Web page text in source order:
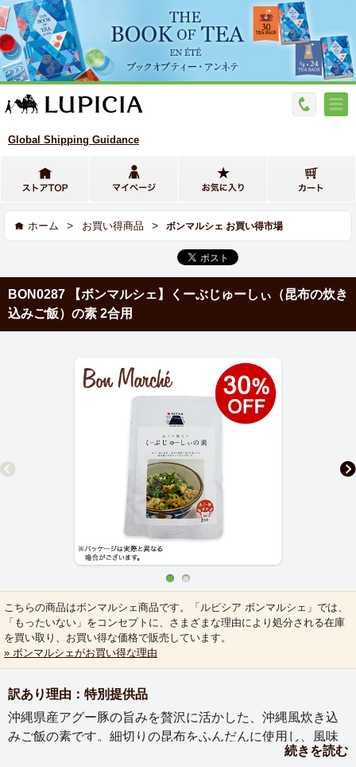
Global Shipping Guidance
ホーム > お買い得商品 > ボンマルシェ お買い得市場
BON0287 【ボンマルシェ】くーぶじゅーしぃ（昆布の炊き
込みご飯）の素 2合用
こちらの商品はボンマルシェ商品です。「ルピシア ボンマルシェ」では、
「もったいない」をコンセプトに、さまざまな理由により処分される在庫
を買い取り、お買い得な価格で販売しています。
» ボンマルシェがお買い得な理由
訳あり理由：特別提供品
沖縄県産アグー豚の旨みを贅沢に活かした、沖縄風炊き込
みご飯の素です。細切りの昆布をふんだんに使用し、風味
豊かでコク深い味わいに仕上げました。お米と一緒に炊く
続きを読む